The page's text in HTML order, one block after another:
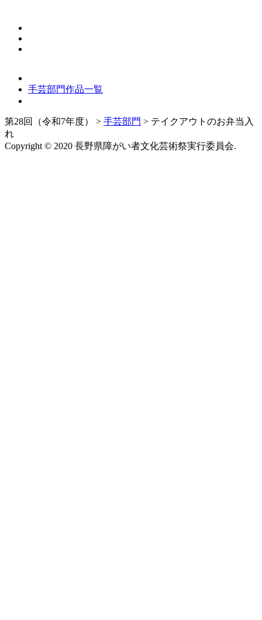
手芸部門作品一覧
第28回（令和7年度） > 手芸部門 > テイクアウトのお弁当入
れ
Copyright © 2020 長野県障がい者文化芸術祭実行委員会.